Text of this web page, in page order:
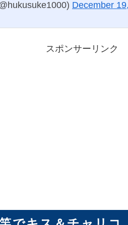
December
スポンサーリンク